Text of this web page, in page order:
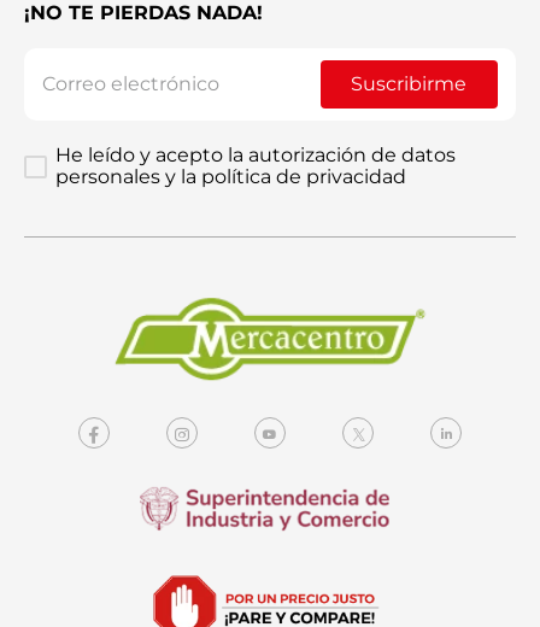
¡NO TE PIERDAS NADA!
Suscribirme
He leído y acepto la autorización de datos
personales y la política de privacidad